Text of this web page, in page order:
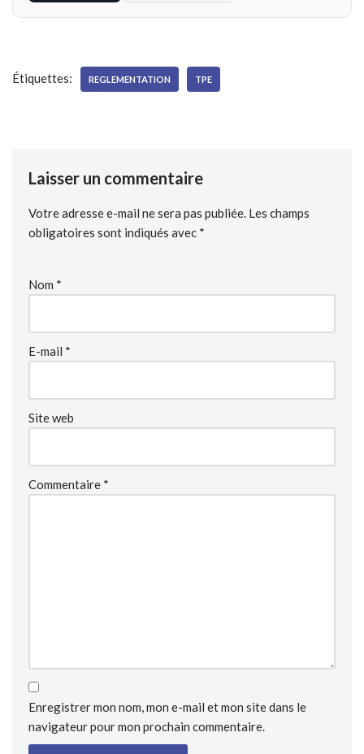
Étiquettes: REGLEMENTATION TPE
Laisser un commentaire
Votre adresse e-mail ne sera pas publiée. Les champs
obligatoires sont indiqués avec *
Nom *
E-mail *
Site web
Commentaire *
Enregistrer mon nom, mon e-mail et mon site dans le
navigateur pour mon prochain commentaire.